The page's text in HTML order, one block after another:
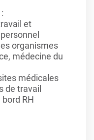
et
organismes
médecine du
médicales
de travail
RH